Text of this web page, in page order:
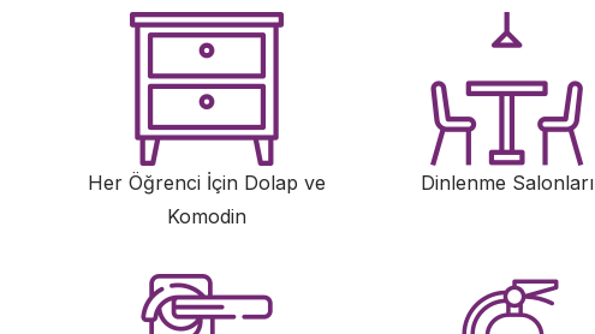
Her Öğrenci İçin Dolap ve
Komodin
Dinlenme Salonları